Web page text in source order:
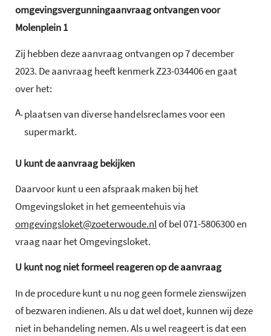
omgevingsvergunningaanvraag ontvangen voor
Molenplein 1
Zij hebben deze aanvraag ontvangen op 7 december
2023. De aanvraag heeft kenmerk Z23-034406 en gaat
over het:
A.plaatsen van diverse handelsreclames voor een
supermarkt.
U kunt de aanvraag bekijken
Daarvoor kunt u een afspraak maken bij het
Omgevingsloket in het gemeentehuis via
omgevingsloket@zoeterwoude.nlof bel 071-5806300 en
vraag naar het Omgevingsloket.
U kunt nog niet formeel reageren op de aanvraag
In de procedure kunt u nu nog geen formele zienswijzen
of bezwaren indienen. Als u dat wel doet, kunnen wij deze
niet in behandeling nemen. Als u wel reageert is dat een